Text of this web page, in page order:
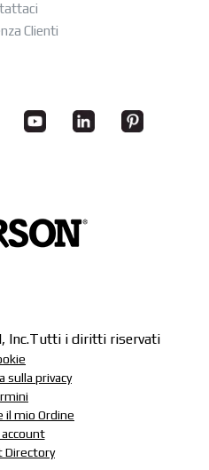
Clienti
Inc.Tutti i diritti riservati
sulla privacy
il mio Ordine
Directory